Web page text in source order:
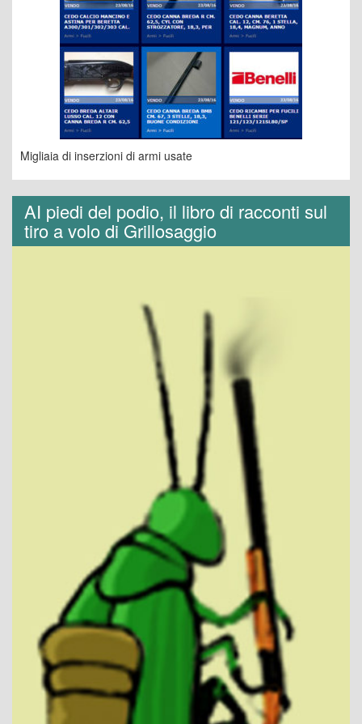
Migliaia di inserzioni di armi usate
AI piedi del podio, il libro di racconti sul
tiro a volo di Grillosaggio